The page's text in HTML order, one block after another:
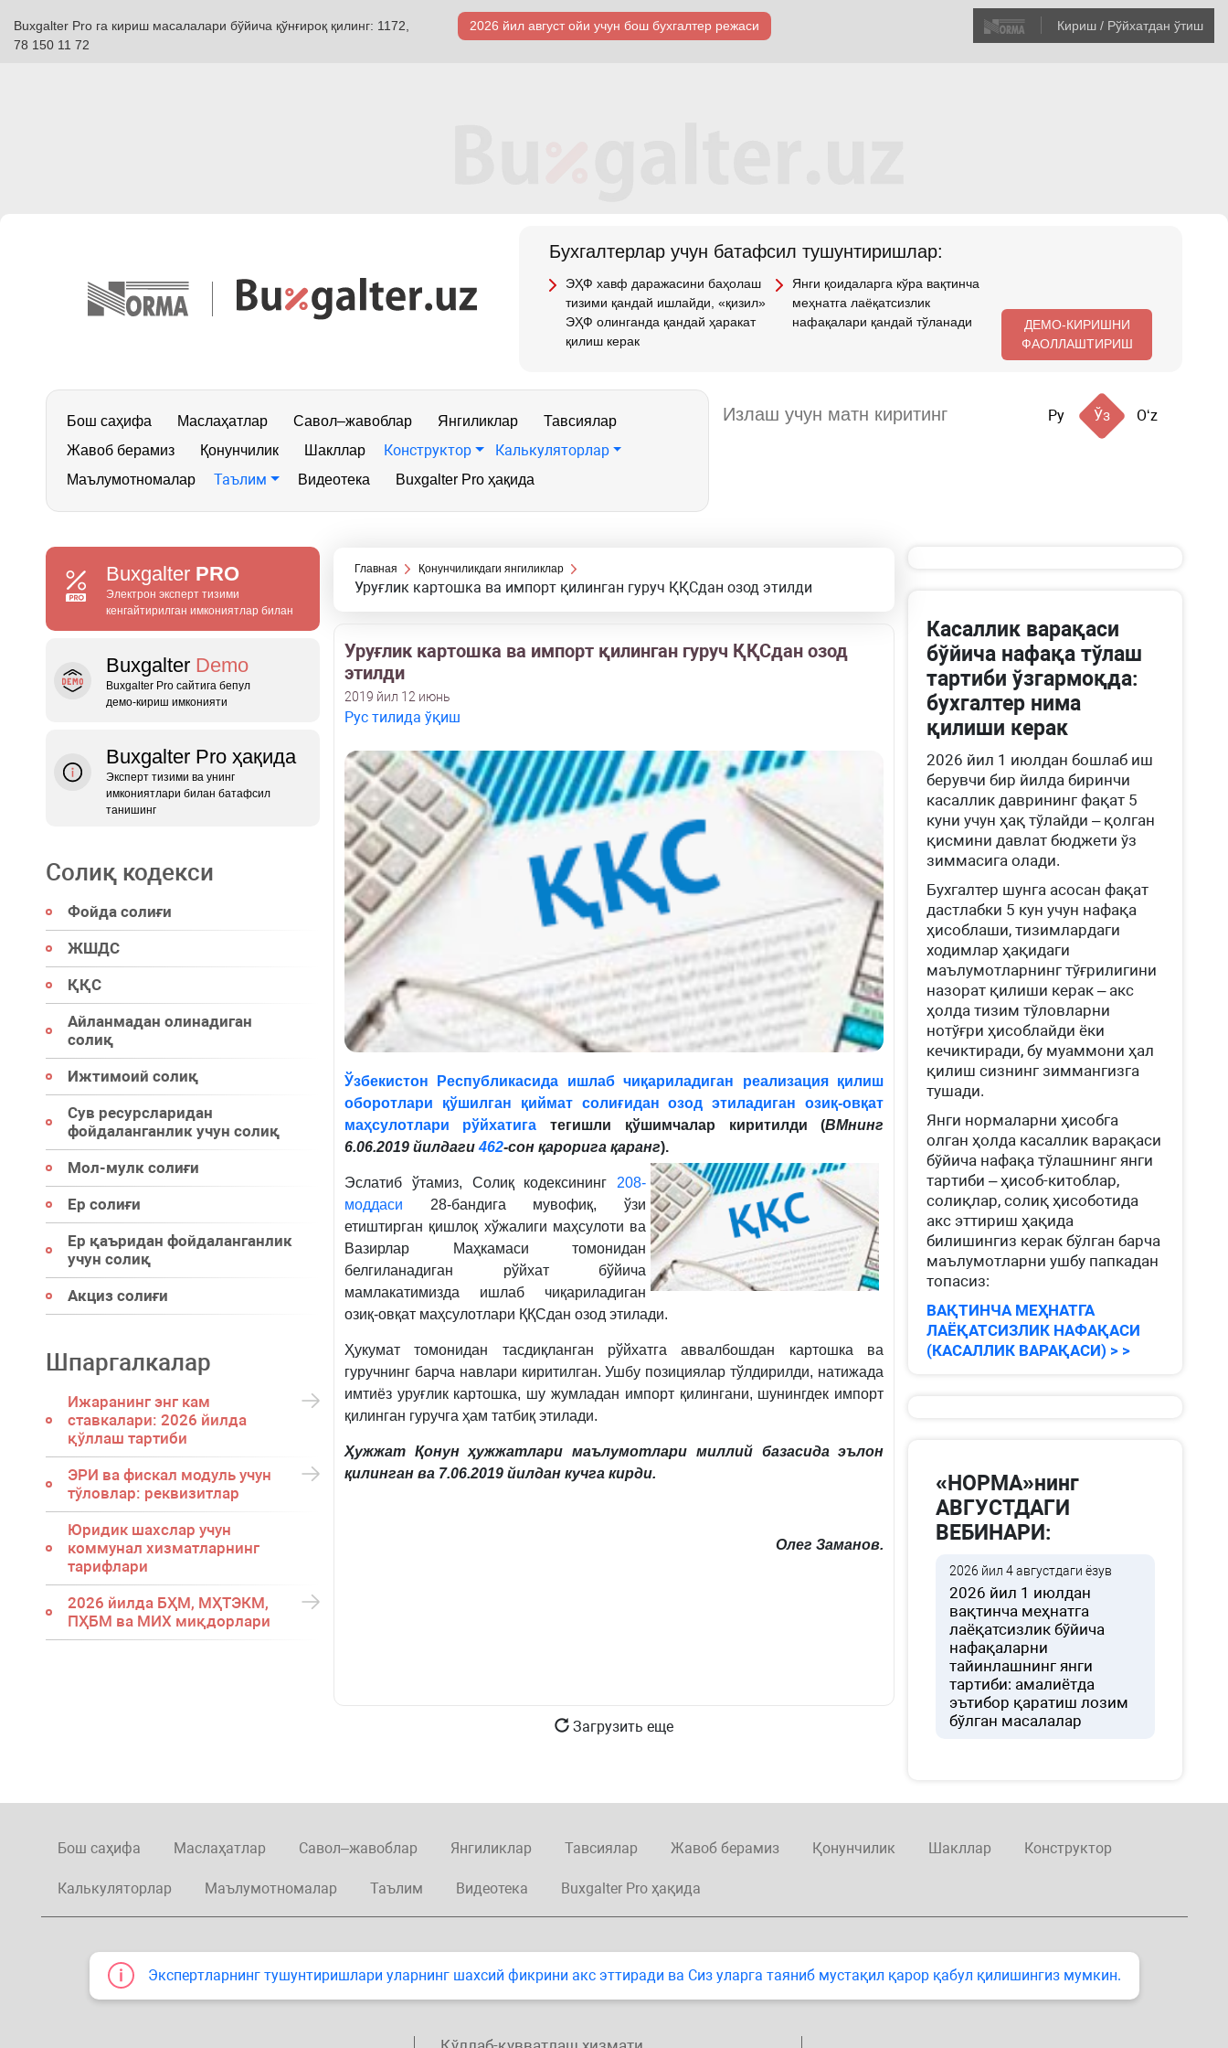
Buxgalter Pro га кириш масалалари бўйича қўнғироқ қилинг: 1172,
78 150 11 72
2026 йил август ойи учун бош бухгалтер режаси Кириш / Рўйхатдан ўтиш
Бухгалтерлар учун батафсил тушунтиришлар:
ЭҲФ хавф даражасини баҳолаш
тизими қандай ишлайди, «қизил»
ЭҲФ олинганда қандай ҳаракат
қилиш керак
Янги қоидаларга кўра вақтинча
меҳнатга лаёқатсизлик
нафақалари қандай тўланади
ДЕМО-КИРИШНИ
ФАОЛЛАШТИРИШ
Бош саҳифа Маслаҳатлар Савол–жавоблар Янгиликлар
Тавсиялар
Жавоб берамиз
Қонунчилик Шакллар Конструктор Калькуляторлар
Маълумотномалар Таълим Видеотека Buxgalter Pro ҳақида
Ру Ўз Oʻz
Buxgalter PRO
Электрон эксперт тизими
кенгайтирилган имкониятлар билан
Buxgalter Demo
Buxgalter Pro сайтига бепул
демо‑кириш имконияти
Buxgalter Pro ҳақида
Эксперт тизими ва унинг
имкониятлари билан батафсил
танишинг
Солиқ кодекси
Фойда солиғи
ЖШДС
ҚҚС
Айланмадан олинадиган
солиқ
Ижтимоий солиқ
Сув ресурсларидан
фойдаланганлик учун солиқ
Мол-мулк солиғи
Ер солиғи
Ер қаъридан фойдаланганлик
учун солиқ
Акциз солиғи
Шпаргалкалар
Ижаранинг энг кам
ставкалари: 2026 йилда
қўллаш тартиби
ЭРИ ва фискал модуль учун
тўловлар: реквизитлар
Юридик шахслар учун
коммунал хизматларнинг
тарифлари
2026 йилда БҲМ, МҲТЭКМ,
ПҲБМ ва МИХ миқдорлари
Главная Қонунчиликдаги янгиликлар
Уруғлик картошка ва импорт қилинган гуруч ҚҚСдан озод этилди
Уруғлик картошка ва импорт қилинган гуруч ҚҚСдан озод
этилди
2019 йил 12 июнь
Рус тилида ўқиш
Ўзбекистон Республикасида ишлаб чиқариладиган реализация қилиш
оборотлари қўшилган қиймат солиғидан озод этиладиган озиқ-овқат
маҳсулотлари рўйхатига тегишли қўшимчалар киритилди (ВМнинг
6.06.2019 йилдаги462-сон қарорига қаранг).
Эслатиб ўтамиз, Солиқ кодексининг 208-
моддаси 28-бандига мувофиқ, ўзи
етиштирган қишлоқ хўжалиги маҳсулоти ва
Вазирлар Маҳкамаси томонидан
белгиланадиган рўйхат бўйича
мамлакатимизда ишлаб чиқариладиган
озиқ-овқат маҳсулотлари ҚҚСдан озод этилади.
Ҳукумат томонидан тасдиқланган рўйхатга аввалбошдан картошка ва
гуручнинг барча навлари киритилган. Ушбу позициялар тўлдирилди, натижада
имтиёз уруғлик картошка, шу жумладан импорт қилингани, шунингдек импорт
қилинган гуручга ҳам татбиқ этилади.
Ҳужжат
Қонун ҳужжатлари маълумотлари миллий базасида эълон
қилинган ва 7.06.2019 йилдан кучга кирди.
Олег Заманов.
Загрузить еще
Касаллик варақаси
бўйича нафақа тўлаш
тартиби ўзгармоқда:
бухгалтер нима
қилиши керак
2026 йил 1 июлдан бошлаб иш
берувчи бир йилда биринчи
касаллик даврининг фақат 5
куни учун ҳақ тўлайди – қолган
қисмини давлат бюджети ўз
зиммасига олади.
Бухгалтер шунга асосан фақат
дастлабки 5 кун учун нафақа
ҳисоблаши, тизимлардаги
ходимлар ҳақидаги
маълумотларнинг тўғрилигини
назорат қилиши керак – акс
ҳолда тизим тўловларни
нотўғри ҳисоблайди ёки
кечиктиради, бу муаммони ҳал
қилиш сизнинг зиммангизга
тушади.
Янги нормаларни ҳисобга
олган ҳолда касаллик варақаси
бўйича нафақа тўлашнинг янги
тартиби – ҳисоб-китоблар,
солиқлар, солиқ ҳисоботида
акс эттириш ҳақида
билишингиз керак бўлган барча
маълумотларни ушбу папкадан
топасиз:
ВАҚТИНЧА МЕҲНАТГА
ЛАЁҚАТСИЗЛИК НАФАҚАСИ
(КАСАЛЛИК ВАРАҚАСИ) > >
«НОРМА»нинг
АВГУСТДАГИ
ВЕБИНАРИ:
2026 йил 4 августдаги ёзув
2026 йил 1 июлдан
вақтинча меҳнатга
лаёқатсизлик бўйича
нафақаларни
тайинлашнинг янги
тартиби: амалиётда
эътибор қаратиш лозим
бўлган масалалар
Бош саҳифа Маслаҳатлар Савол–жавоблар Янгиликлар Тавсиялар Жавоб берамиз Қонунчилик Шакллар Конструктор
Калькуляторлар Маълумотномалар Таълим Видеотека Buxgalter Pro ҳақида
Экспертларнинг тушунтиришлари уларнинг шахсий фикрини акс эттиради ва Сиз уларга таяниб мустақил қарор қабул қилишингиз мумкин.